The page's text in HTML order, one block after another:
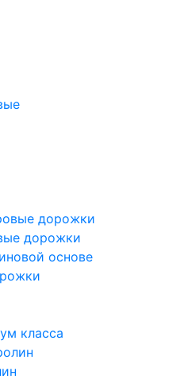
дорожки
дорожки
основе
класса